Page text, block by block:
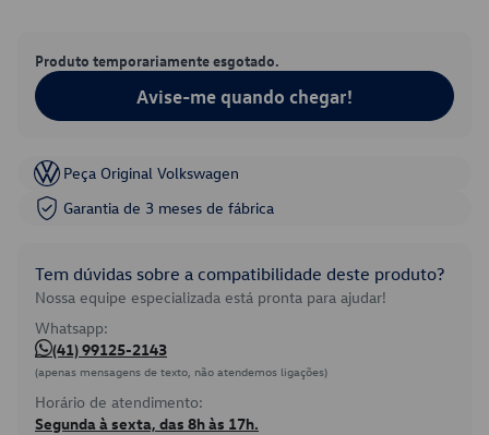
Produto temporariamente esgotado.
Avise-me quando chegar!
Peça Original Volkswagen
Garantia de 3 meses de fábrica
Tem dúvidas sobre a compatibilidade deste produto?
Nossa equipe especializada está pronta para ajudar!
Whatsapp:
(41) 99125-2143
(apenas mensagens de texto, não atendemos ligações)
Horário de atendimento:
Segunda à sexta, das 8h às 17h.